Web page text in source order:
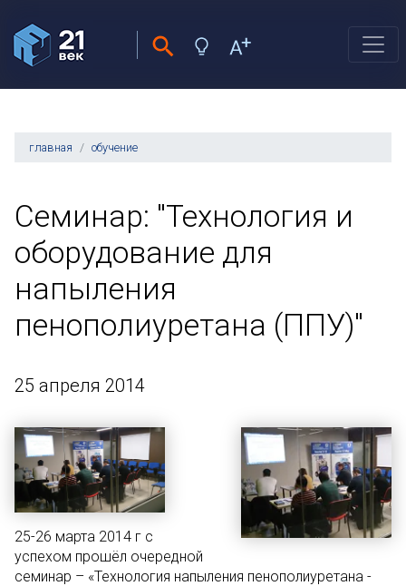
главная обучение
Cеминар: "Технология и
оборудование для
напыления
пенополиуретана (ППУ)"
25 апреля 2014
25-26 марта 2014 г с
успехом прошёл очередной
семинар – «Технология напыления пенополиуретана -